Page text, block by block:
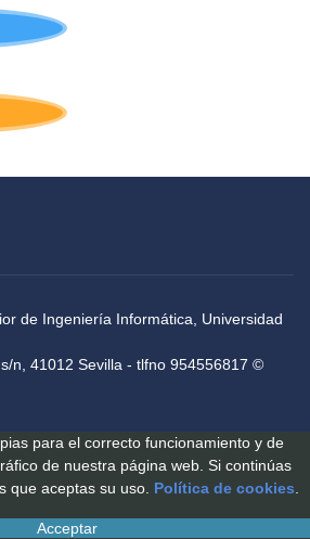
de Ingeniería Informática, Universidad
n, 41012 Sevilla - tlfno 954556817 ©
para el correcto funcionamiento y de
de nuestra página web. Si continúas
que aceptas su uso. Política de cookies.
Acceptar